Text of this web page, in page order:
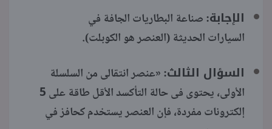
الإجابة:صناعة البطاريات الجافة في
السيارات الحديثة (العنصر هو الكوبلت).
السؤال الثالث:«عنصر انتقالى من السلسلة
الأولى، يحتوى فى حالة التأكسد الأقل طاقة على 5
إلكترونات مفردة، فإن العنصر يستخدم كحافز في